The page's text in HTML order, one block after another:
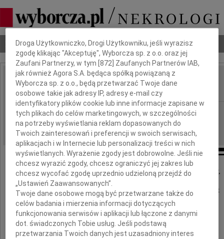
Nekrologi Odeszli Poradnik pogrzebowy
IMIĘ I NAZWISKO: Jan Wieczorek
REGION: Częstochowa
DATA EMISJI: 10.09.2010
Z głębokim smutkiem i żalem zawiadamiamy,
że w dniu 2 września 2010 roku
zmarł śmiercią nieoczekiwaną w wieku 65 lat
ukochany Mąż, Tata i Dziadek
Dbamy o Twoją prywatność
Droga Użytkowniczko, Drogi Użytkowniku, jeśli wyrazisz
zgodę klikając "Akceptuję", Wyborcza sp. z o.o. oraz jej
Zaufani Partnerzy, w tym [872 ] Zaufanych Partnerów IAB,
jak również Agora S.A. będąca spółką powiązaną z
Wyborcza sp. z o.o., będą przetwarzać Twoje dane
osobowe takie jak adresy IP, adresy e-mail czy
identyfikatory plików cookie lub inne informacje zapisane w
tych plikach do celów marketingowych, w szczególności
na potrzeby wyświetlania reklam dopasowanych do
Twoich zainteresowań i preferencji w swoich serwisach,
aplikacjach i w Internecie lub personalizacji treści w nich
wyświetlanych. Wyrażenie zgody jest dobrowolne. Jeśli nie
chcesz wyrazić zgody, chcesz ograniczyć jej zakres lub
chcesz wycofać zgodę uprzednio udzieloną przejdź do
„Ustawień Zaawansowanych”.
Twoje dane osobowe mogą być przetwarzane także do
celów badania i mierzenia informacji dotyczących
funkcjonowania serwisów i aplikacji lub łączone z danymi
dot. świadczonych Tobie usług. Jeśli podstawą
przetwarzania Twoich danych jest uzasadniony interes